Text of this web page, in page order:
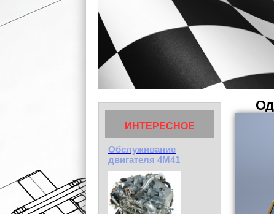
ИНТЕРЕСНОЕ
Обслуживание
двигателя 4М41